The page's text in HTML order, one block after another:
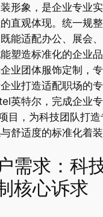
形象，是企业专业
直观体现。统一规
能适配办公、展会
塑造标准化的企业
业团体服饰定制，专
业打造适配职场的
英特尔，完成企业
目，为科技团队打
舒适度的标准化着装
需求：科
核心诉求